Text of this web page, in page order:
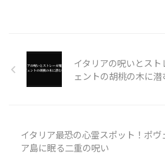
イタリアの呪いとス
ェントの胡桃の木に潜
イタリア最恐の心霊スポット！ポヴ
ア島に眠る二重の呪い